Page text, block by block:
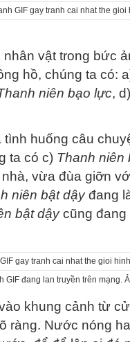
vật trong bức
hồ, chúng ta có:
niên bạo lực,
huống câu
ta có c) Thanh niên
vừa đùa giỡn
niên bật dậyđang
bật dậycũng
GIF đang lan truyền trên mạng.
khung cảnh từ
ràng. Nước nóng